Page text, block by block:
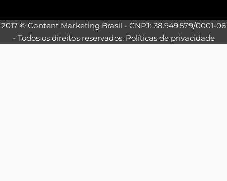
2017 © Content Marketing Brasil - CNPJ: 38.949.579/0001-06
- Todos os direitos reservados. Políticas de privacidade